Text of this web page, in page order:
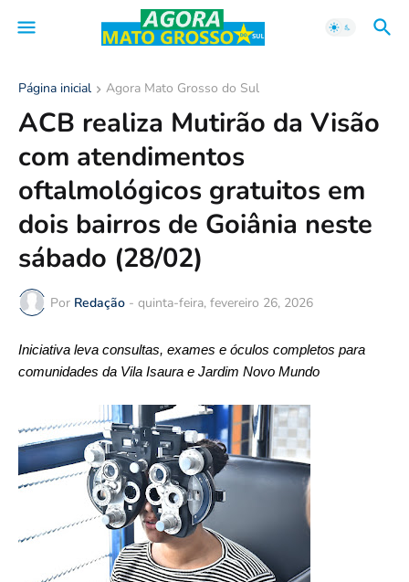
Página inicial Agora Mato Grosso do Sul
ACB realiza Mutirão da Visão
com atendimentos
oftalmológicos gratuitos em
dois bairros de Goiânia neste
sábado (28/02)
Por Redação - quinta-feira, fevereiro 26, 2026
Iniciativa leva consultas, exames e óculos completos para
comunidades da Vila Isaura e Jardim Novo Mundo